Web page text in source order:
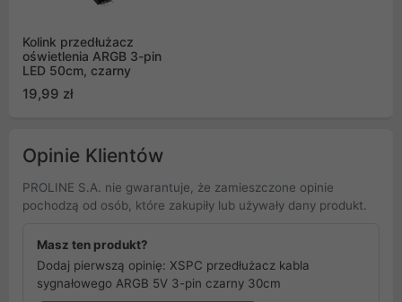
Kolink przedłużacz
oświetlenia ARGB 3-pin
LED 50cm, czarny
19,99 zł
Opinie Klientów
PROLINE S.A. nie gwarantuje, że zamieszczone opinie
pochodzą od osób, które zakupiły lub używały dany produkt.
Masz ten produkt?
Dodaj pierwszą opinię: XSPC przedłużacz kabla
sygnałowego ARGB 5V 3-pin czarny 30cm